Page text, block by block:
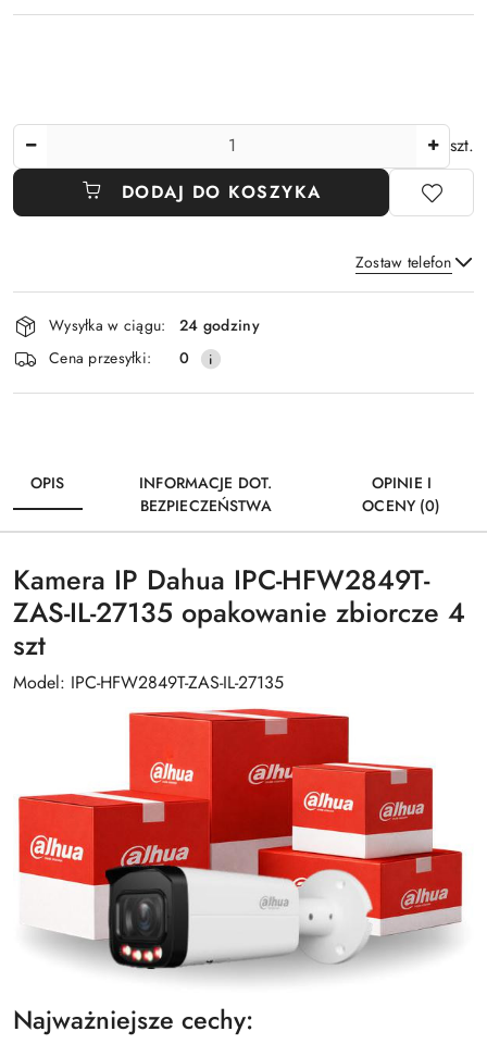
szt.
DODAJ DO KOSZYKA
Zostaw telefon
Wyślij
Dostępność
i
dostawa
Wysyłka w ciągu:
24 godziny
Cena przesyłki:
0
OPIS
INFORMACJE DOT.
BEZPIECZEŃSTWA
OPINIE I
OCENY (0)
Kamera IP Dahua IPC-HFW2849T-
ZAS-IL-27135 opakowanie zbiorcze 4
szt
Model: IPC-HFW2849T-ZAS-IL-27135
Najważniejsze cechy: